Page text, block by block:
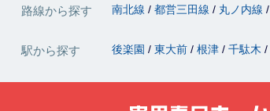
路線から探す 南北線 都営三田線 丸ノ内線
駅から探す 後楽園 東大前 根津 千駄木